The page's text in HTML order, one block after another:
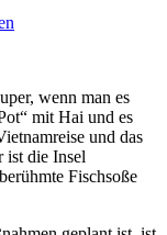
wenn man es
mit Hai und es
und das
ist die Insel
Fischsoße